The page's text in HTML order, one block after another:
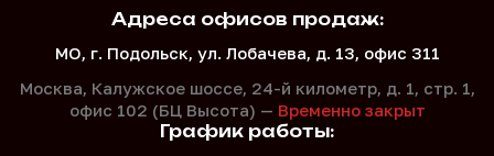
Адреса офисов продаж:
МО, г. Подольск, ул. Лобачева, д. 13, офис 311
Москва, Калужское шоссе, 24-й километр, д. 1, стр. 1,
офис 102 (БЦ Высота) — Временно закрыт
График работы: